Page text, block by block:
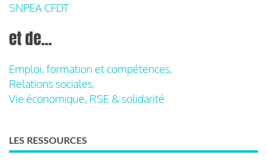
SNPEA CFDT
et de...
Emploi, formation et compétences,
Relations sociales,
Vie économique, RSE & solidarité
LES RESSOURCES